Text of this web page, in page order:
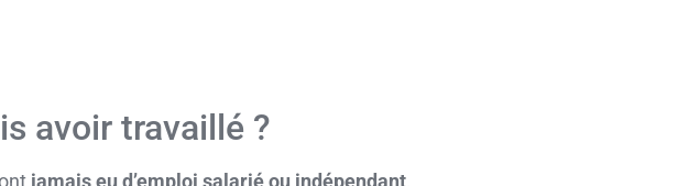
avoir travaillé ?
jamais eu d’emploi salarié ou indépendant.